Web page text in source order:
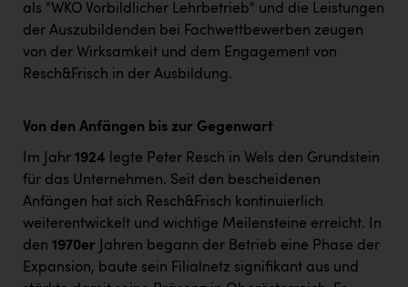
als "WKO Vorbildlicher Lehrbetrieb" und die Leistungen
der Auszubildenden bei Fachwettbewerben zeugen
von der Wirksamkeit und dem Engagement von
Resch&Frisch in der Ausbildung.
Von den Anfängen bis zur Gegenwart
Im Jahr 1924 legte Peter Resch in Wels den Grundstein
für das Unternehmen. Seit den bescheidenen
Anfängen hat sich Resch&Frisch kontinuierlich
weiterentwickelt und wichtige Meilensteine erreicht. In
den 1970er Jahren begann der Betrieb eine Phase der
Expansion, baute sein Filialnetz signifikant aus und